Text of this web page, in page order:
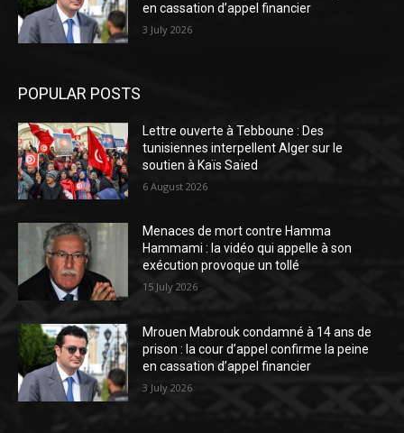
en cassation d’appel financier
3 July 2026
POPULAR POSTS
Lettre ouverte à Tebboune : Des
tunisiennes interpellent Alger sur le
soutien à Kaïs Saïed
6 August 2026
Menaces de mort contre Hamma
Hammami : la vidéo qui appelle à son
exécution provoque un tollé
15 July 2026
Mrouen Mabrouk condamné à 14 ans de
prison : la cour d’appel confirme la peine
en cassation d’appel financier
3 July 2026